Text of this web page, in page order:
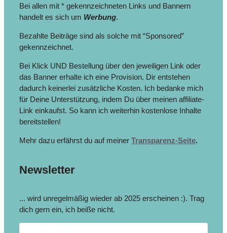
Bei allen mit * gekennzeichneten Links und Bannern
handelt es sich um Werbung.
Bezahlte Beiträge sind als solche mit “Sponsored”
gekennzeichnet.
Bei Klick UND Bestellung über den jeweiligen Link oder
das Banner erhalte ich eine Provision. Dir entstehen
dadurch keinerlei zusätzliche Kosten. Ich bedanke mich
für Deine Unterstützung, indem Du über meinen affiliate-
Link einkaufst. So kann ich weiterhin kostenlose Inhalte
bereitstellen!
Mehr dazu erfährst du auf meiner Transparenz-Seite.
Newsletter
... wird unregelmäßig wieder ab 2025 erscheinen :). Trag
dich gern ein, ich beiße nicht.